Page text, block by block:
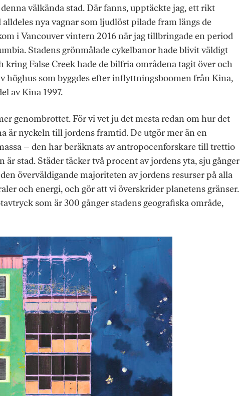
välkända stad. Där fanns, upptäckte jag, ett rikt
nya vagnar som ljudlöst pilade fram längs de
i Vancouver vintern 2016 när jag tillbringade en period
Stadens grönmålade cykelbanor hade blivit väldigt
kring False Creek hade de bilfria områdena tagit över och
höghus som byggdes efter inflyttningsboomen från Kina,
av Kina 1997.
genombrottet. För vi vet ju det mesta redan om hur det
är nyckeln till jordens framtid. De utgör mer än en
– den har beräknats av antropocenforskare till trettio
stad. Städer täcker två procent av jordens yta, sju gånger
överväldigande majoriteten av jordens resurser på alla
och energi, och gör att vi överskrider planetens gränser.
som är 300 gånger stadens geografiska område,